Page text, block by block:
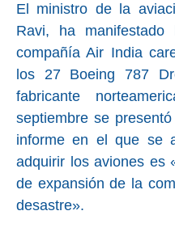
El ministro de la
Ravi, ha
compañía Air India
los 27 Boeing 787
fabricante
septiembre se
informe en el que se
adquirir los aviones es
de expansión de la
desastre».